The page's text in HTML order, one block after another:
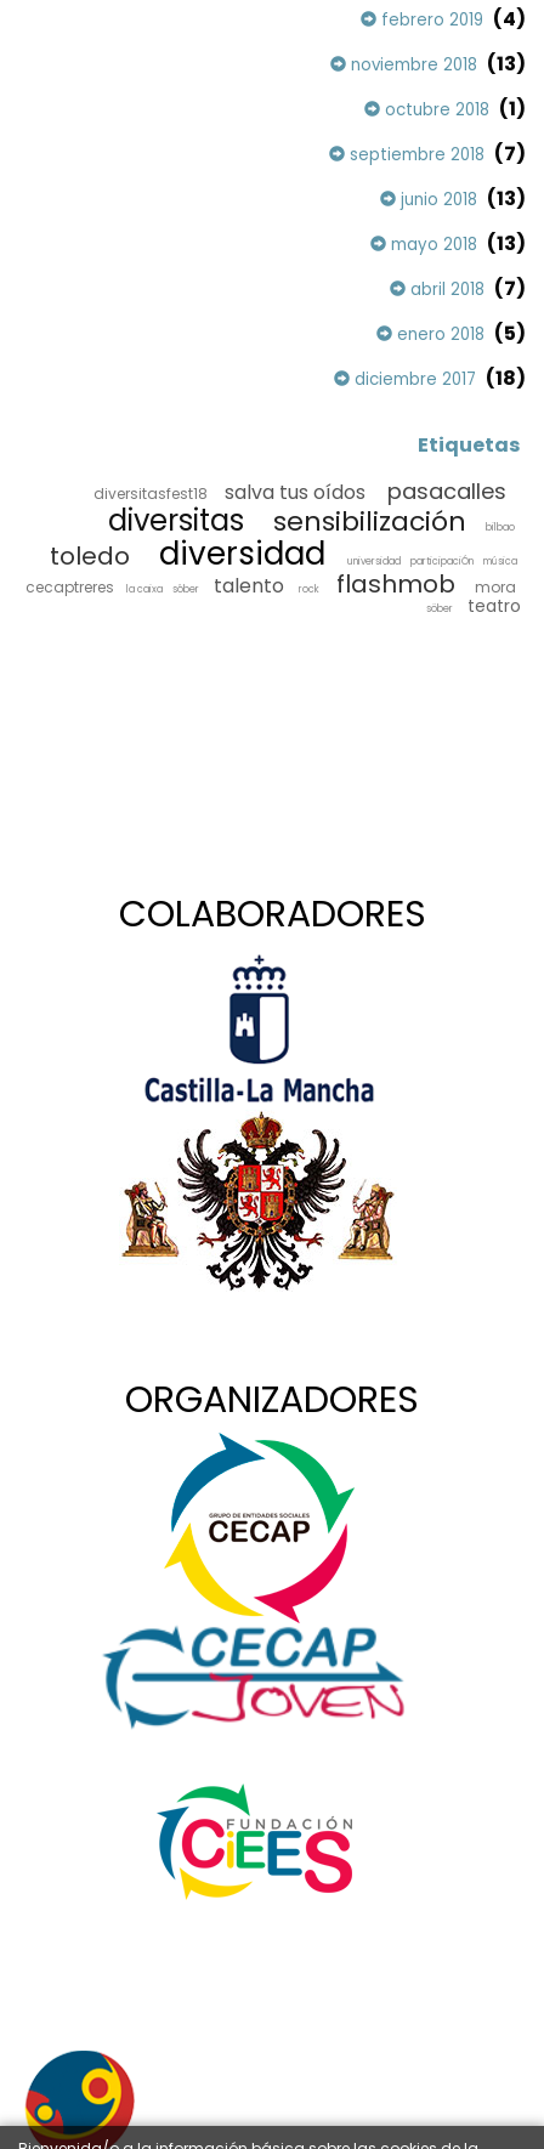
febrero 2019 (4)
noviembre 2018 (13)
octubre 2018 (1)
septiembre 2018 (7)
junio 2018 (13)
mayo 2018 (13)
abril 2018 (7)
enero 2018 (5)
diciembre 2017 (18)
Etiquetas
diversitasfest18 salva tus oídos pasacalles
diversitas sensibilización bilbao
toledo diversidad universidad participaciÓn música
cecaptreres la caixa sôber talento rock flashmob mora
söber teatro
COLABORADORES
ORGANIZADORES